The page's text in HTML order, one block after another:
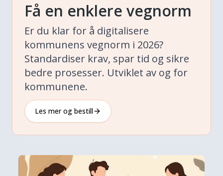
Få en enklere vegnorm
Er du klar for å digitalisere
kommunens vegnorm i 2026?
Standardiser krav, spar tid og sikre
bedre prosesser. Utviklet av og for
kommunene.
Les mer og bestill